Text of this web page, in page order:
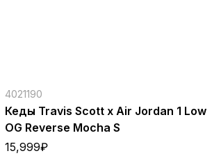
4021190
Кеды Travis Scott x Air Jordan 1 Low
OG Reverse Mocha S
15,999₽